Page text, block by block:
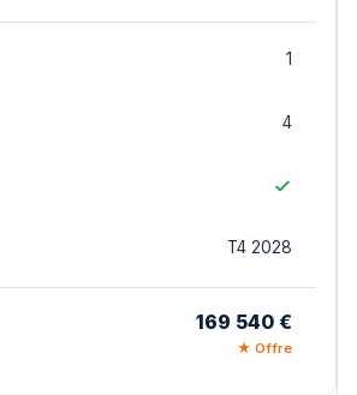
1
4
T4 2028
169 540 €
★ Offre